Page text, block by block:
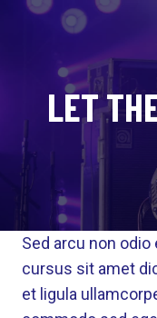
LET
Sed arcu non
cursus sit amet
et ligula